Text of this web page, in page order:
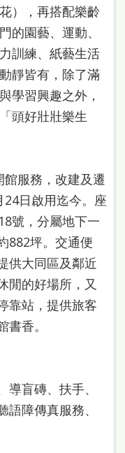
），再搭配樂齡
的園藝、運動、
訓練、紙藝生活
靜皆有，除了滿
學習興趣之外，
頭好壯壯樂生
服務，改建及遷
日啟用迄今。座
號，分屬地下一
882坪。交通便
供大同區及鄰近
閒的好場所，又
靠站，提供旅客
香。
盲磚、扶手、
障傳真服務、